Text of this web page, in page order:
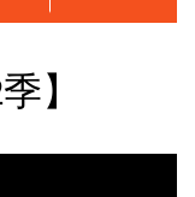
】